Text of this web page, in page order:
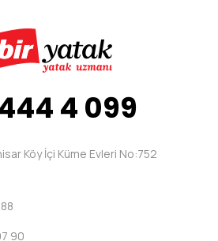
4 099
Köy İçi Küme Evleri No:752
90